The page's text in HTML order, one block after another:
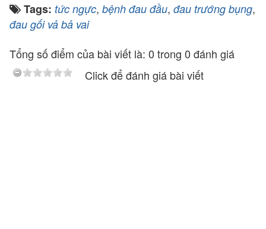
Tags: tức ngực, bệnh đau đầu, đau trướng bụng,
đau gối vả bả vai
Tổng số điểm của bài viết là: 0 trong 0 đánh giá
Click để đánh giá bài viết